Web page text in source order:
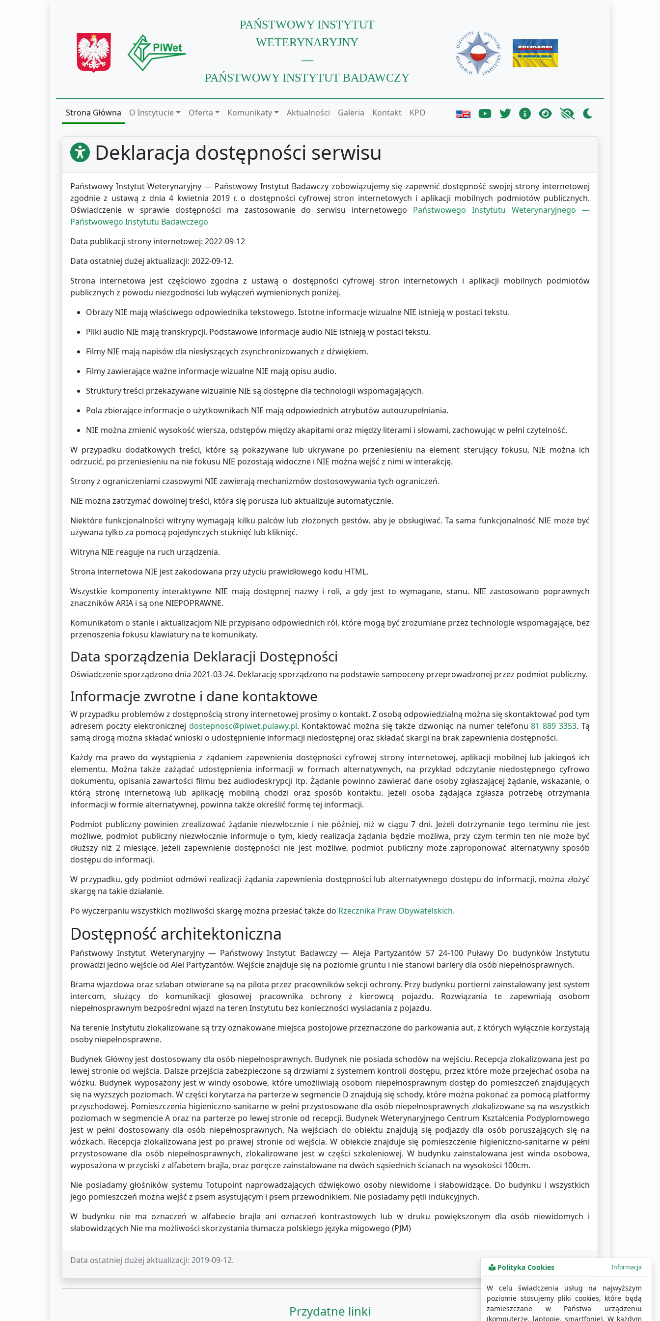
Polityka Cookies Informacja
W celu świadczenia usług na najwyższym
poziomie stosujemy pliki cookies, które będą
zamieszczane w Państwa urządzeniu
(komputerze, laptopie, smartfonie). W każdym
PAŃSTWOWY INSTYTUT
WETERYNARYJNY
—
PAŃSTWOWY INSTYTUT BADAWCZY
Strona Główna O Instytucie Oferta Komunikaty Aktualności Galeria Kontakt KPO
Deklaracja dostępności serwisu
Państwowy Instytut Weterynaryjny — Państwowy Instytut Badawczy zobowiązujemy się zapewnić dostępność swojej strony internetowej
zgodnie z ustawą z dnia 4 kwietnia 2019 r. o dostępności cyfrowej stron internetowych i aplikacji mobilnych podmiotów publicznych.
Oświadczenie w sprawie dostępności ma zastosowanie do serwisu internetowego Państwowego Instytutu Weterynaryjnego —
Państwowego Instytutu Badawczego
Data publikacji strony internetowej: 2022-09-12
Data ostatniej dużej aktualizacji: 2022-09-12.
Strona internetowa jest częściowo zgodna z ustawą o dostępności cyfrowej stron internetowych i aplikacji mobilnych podmiotów
publicznych z powodu niezgodności lub wyłączeń wymienionych poniżej.
Obrazy NIE mają właściwego odpowiednika tekstowego. Istotne informacje wizualne NIE istnieją w postaci tekstu.
Pliki audio NIE mają transkrypcji. Podstawowe informacje audio NIE istnieją w postaci tekstu.
Filmy NIE mają napisów dla niesłyszących zsynchronizowanych z dźwiękiem.
Filmy zawierające ważne informacje wizualne NIE mają opisu audio.
Struktury treści przekazywane wizualnie NIE są dostępne dla technologii wspomagających.
Pola zbierające informacje o użytkownikach NIE mają odpowiednich atrybutów autouzupełniania.
NIE można zmienić wysokość wiersza, odstępów między akapitami oraz między literami i słowami, zachowując w pełni czytelność.
W przypadku dodatkowych treści, które są pokazywane lub ukrywane po przeniesieniu na element sterujący fokusu, NIE można ich
odrzucić, po przeniesieniu na nie fokusu NIE pozostają widoczne i NIE można wejść z nimi w interakcję.
Strony z ograniczeniami czasowymi NIE zawierają mechanizmów dostosowywania tych ograniczeń.
NIE można zatrzymać dowolnej treści, która się porusza lub aktualizuje automatycznie.
Niektóre funkcjonalności witryny wymagają kilku palców lub złożonych gestów, aby je obsługiwać. Ta sama funkcjonalność NIE może być
używana tylko za pomocą pojedynczych stuknięć lub kliknięć.
Witryna NIE reaguje na ruch urządzenia.
Strona internetowa NIE jest zakodowana przy użyciu prawidłowego kodu HTML.
Wszystkie komponenty interaktywne NIE mają dostępnej nazwy i roli, a gdy jest to wymagane, stanu. NIE zastosowano poprawnych
znaczników ARIA i są one NIEPOPRAWNE.
Komunikatom o stanie i aktualizacjom NIE przypisano odpowiednich ról, które mogą być zrozumiane przez technologie wspomagające, bez
przenoszenia fokusu klawiatury na te komunikaty.
Data sporządzenia Deklaracji Dostępności
Oświadczenie sporządzono dnia 2021-03-24. Deklarację sporządzono na podstawie samooceny przeprowadzonej przez podmiot publiczny.
Informacje zwrotne i dane kontaktowe
W przypadku problemów z dostępnością strony internetowej prosimy o kontakt. Z osobą odpowiedzialną można się skontaktować pod tym
adresem poczty elektronicznej dostepnosc@piwet.pulawy.pl. Kontaktować można się także dzwoniąc na numer telefonu81 889 3353. Tą
samą drogą można składać wnioski o udostępnienie informacji niedostępnej oraz składać skargi na brak zapewnienia dostępności.
Każdy ma prawo do wystąpienia z żądaniem zapewnienia dostępności cyfrowej strony internetowej, aplikacji mobilnej lub jakiegoś ich
elementu. Można także zażądać udostępnienia informacji w formach alternatywnych, na przykład odczytanie niedostępnego cyfrowo
dokumentu, opisania zawartości filmu bez audiodeskrypcji itp. Żądanie powinno zawierać dane osoby zgłaszającej żądanie, wskazanie, o
którą stronę internetową lub aplikację mobilną chodzi oraz sposób kontaktu. Jeżeli osoba żądająca zgłasza potrzebę otrzymania
informacji w formie alternatywnej, powinna także określić formę tej informacji.
Podmiot publiczny powinien zrealizować żądanie niezwłocznie i nie później, niż w ciągu 7 dni. Jeżeli dotrzymanie tego terminu nie jest
możliwe, podmiot publiczny niezwłocznie informuje o tym, kiedy realizacja żądania będzie możliwa, przy czym termin ten nie może być
dłuższy niż 2 miesiące. Jeżeli zapewnienie dostępności nie jest możliwe, podmiot publiczny może zaproponować alternatywny sposób
dostępu do informacji.
W przypadku, gdy podmiot odmówi realizacji żądania zapewnienia dostępności lub alternatywnego dostępu do informacji, można złożyć
skargę na takie działanie.
Po wyczerpaniu wszystkich możliwości skargę można przesłać także do Rzecznika Praw Obywatelskich.
Dostępność architektoniczna
Państwowy Instytut Weterynaryjny — Państwowy Instytut Badawczy — Aleja Partyzantów 57 24-100 Puławy Do budynków Instytutu
prowadzi jedno wejście od Alei Partyzantów. Wejście znajduje się na poziomie gruntu i nie stanowi bariery dla osób niepełnosprawnych.
Brama wjazdowa oraz szlaban otwierane są na pilota przez pracowników sekcji ochrony. Przy budynku portierni zainstalowany jest system
intercom, służący do komunikacji głosowej pracownika ochrony z kierowcą pojazdu. Rozwiązania te zapewniają osobom
niepełnosprawnym bezpośredni wjazd na teren Instytutu bez konieczności wysiadania z pojazdu.
Na terenie Instytutu zlokalizowane są trzy oznakowane miejsca postojowe przeznaczone do parkowania aut, z których wyłącznie korzystają
osoby niepełnosprawne.
Budynek Główny jest dostosowany dla osób niepełnosprawnych. Budynek nie posiada schodów na wejściu. Recepcja zlokalizowana jest po
lewej stronie od wejścia. Dalsze przejścia zabezpieczone są drzwiami z systemem kontroli dostępu, przez które może przejechać osoba na
wózku. Budynek wyposażony jest w windy osobowe, które umożliwiają osobom niepełnosprawnym dostęp do pomieszczeń znajdujących
się na wyższych poziomach. W części korytarza na parterze w segmencie D znajdują się schody, które można pokonać za pomocą platformy
przyschodowej. Pomieszczenia higieniczno-sanitarne w pełni przystosowane dla osób niepełnosprawnych zlokalizowane są na wszystkich
poziomach w segmencie A oraz na parterze po lewej stronie od recepcji. Budynek Weterynaryjnego Centrum Kształcenia Podyplomowego
jest w pełni dostosowany dla osób niepełnosprawnych. Na wejściach do obiektu znajdują się podjazdy dla osób poruszających się na
wózkach. Recepcja zlokalizowana jest po prawej stronie od wejścia. W obiekcie znajduje się pomieszczenie higieniczno-sanitarne w pełni
przystosowane dla osób niepełnosprawnych, zlokalizowane jest w części szkoleniowej. W budynku zainstalowana jest winda osobowa,
wyposażona w przyciski z alfabetem brajla, oraz poręcze zainstalowane na dwóch sąsiednich ścianach na wysokości 100cm.
Nie posiadamy głośników systemu Totupoint naprowadzających dźwiękowo osoby niewidome i słabowidzące. Do budynku i wszystkich
jego pomieszczeń można wejść z psem asystującym i psem przewodnikiem. Nie posiadamy pętli indukcyjnych.
W budynku nie ma oznaczeń w alfabecie brajla ani oznaczeń kontrastowych lub w druku powiększonym dla osób niewidomych i
słabowidzących Nie ma możliwości skorzystania tłumacza polskiego języka migowego (PJM)
Data ostatniej dużej aktualizacji: 2019-09-12.
Przydatne linki